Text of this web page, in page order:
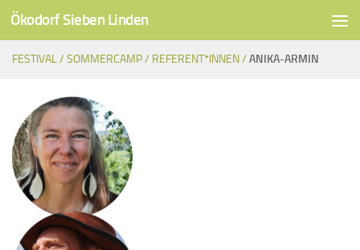
Unter dem Inhalt
Ökodorf Sieben Linden
FESTIVAL /SOMMERCAMP / REFERENT*INNEN /ANIKA-ARMIN